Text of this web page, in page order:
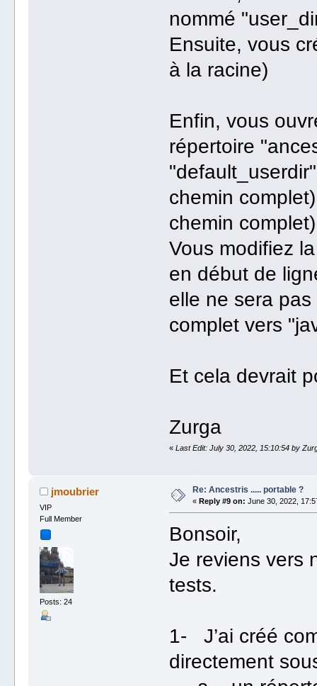
nommé
Ensuite, vous
à la racine)
Enfin, vous
répertoire
chemin
chemin complet)
Vous modifiez
en début de
elle ne sera
complet vers
Et cela devrait
Zurga
«Last Edit: July 30, 2022, 15:10:54 by
jmoubrier
VIP
Full Member
Posts: 24
Re: Ancestris ..... portable ?
« Reply #9 on: June 30, 2022,
Bonsoir,
Je reviens vers
tests.
1- J’ai créé
directement